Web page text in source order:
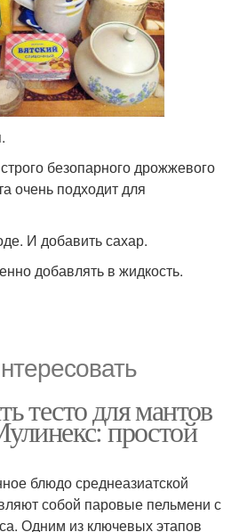
безопарного дрожжевого
очень подходит для
И добавить сахар.
добавлять в жидкость.
тесто для мантов
простой
блюдо среднеазиатской
собой паровые пельмени с
Одним из ключевых этапов